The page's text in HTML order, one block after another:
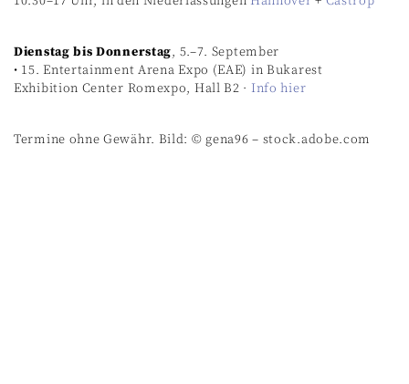
Dienstag bis Donnerstag, 5.–7. September
• 15. Entertainment Arena Expo (EAE) in Bukarest
Exhibition Center Romexpo, Hall B2 · Info hier
Termine ohne Gewähr. Bild: © gena96 – stock.adobe.com